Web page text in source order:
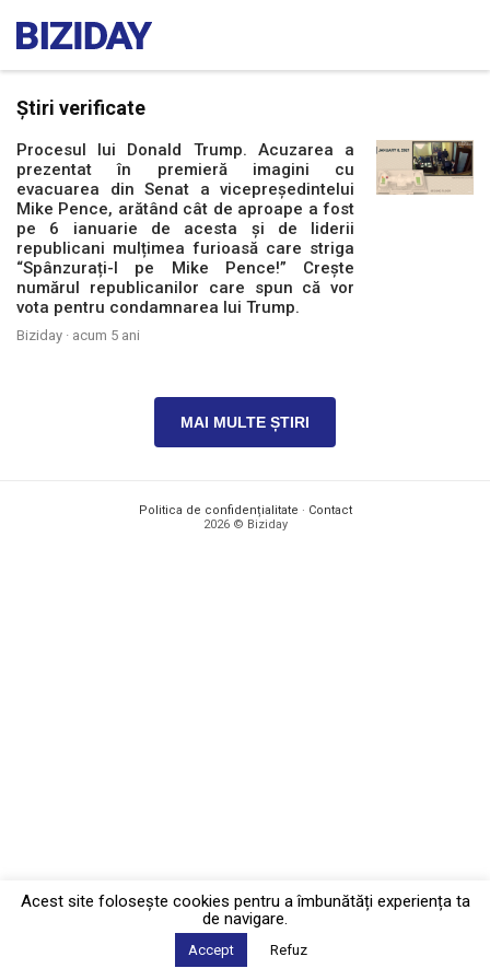
Știri verificate
Procesul lui Donald Trump. Acuzarea a
prezentat în premieră imagini cu
evacuarea din Senat a vicepreședintelui
Mike Pence, arătând cât de aproape a fost
pe 6 ianuarie de acesta și de liderii
republicani mulțimea furioasă care striga
“Spânzurați-l pe Mike Pence!” Crește
numărul republicanilor care spun că vor
vota pentru condamnarea lui Trump.
Biziday · acum 5 ani
MAI MULTE ȘTIRI
Politica de confidențialitate · Contact
2026 © Biziday
Acest site foloseşte cookies pentru a îmbunătăți experiența ta
de navigare.
Accept Refuz